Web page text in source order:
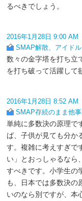
るべきでしょう。
2016年1月28日 9:00 AM
SMAP解散、アイド
数々の金字塔を打ち立
を打ち破って活躍して
2016年1月28日 8:52 AM
SMAP存続のまま他
単純に多数決の原理で
ば、子供が見ても分か
す。複雑に考えすぎで
い」とおっしゃるなら
すべきです。小学生の
も、日本では多数決の
いのなら別ですが、本